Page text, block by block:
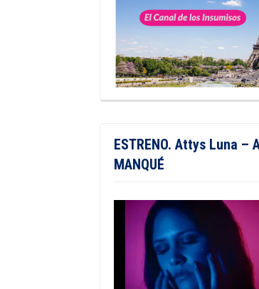
ESTRENO. Attys Luna –
MANQUÉ